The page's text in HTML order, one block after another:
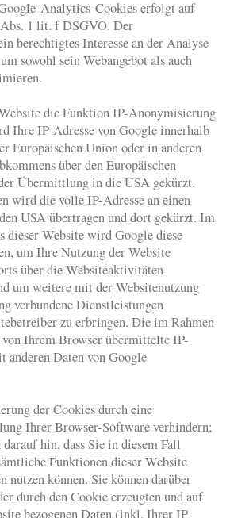
Analytics-Cookies erfolgt auf
1 lit. f DSGVO. Der
berechtigtes Interesse an der Analyse
sowohl sein Webangebot als auch
die Funktion IP-Anonymisierung
Ihre IP-Adresse von Google innerhalb
Europäischen Union oder in anderen
über den Europäischen
Übermittlung in die USA gekürzt.
wird die volle IP-Adresse an einen
USA übertragen und dort gekürzt. Im
dieser Website wird Google diese
um Ihre Nutzung der Website
über die Websiteaktivitäten
um weitere mit der Websitenutzung
verbundene Dienstleistungen
zu erbringen. Die im Rahmen
Ihrem Browser übermittelte IP-
Daten von Google
der Cookies durch eine
Ihrer Browser-Software verhindern;
hin, dass Sie in diesem Fall
Funktionen dieser Website
können. Sie können darüber
durch den Cookie erzeugten und auf
bezogenen Daten (inkl. Ihrer IP-